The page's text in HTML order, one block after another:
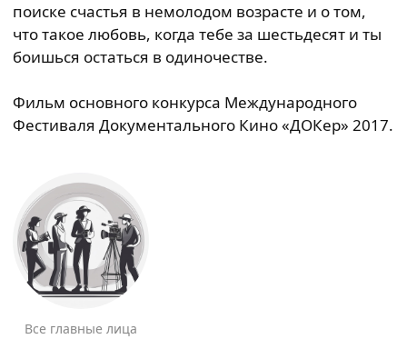
поиске счастья в немолодом возрасте и о том,
что такое любовь, когда тебе за шестьдесят и ты
боишься остаться в одиночестве.
Фильм основного конкурса Международного
Фестиваля Документального Кино «ДОКер» 2017.
Все главные лица